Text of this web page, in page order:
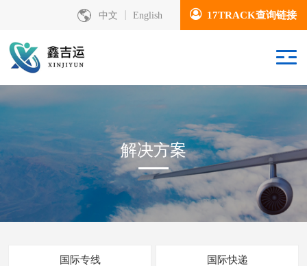
中文 English 17TRACK查询链接
解决方案
国际专线 国际快递